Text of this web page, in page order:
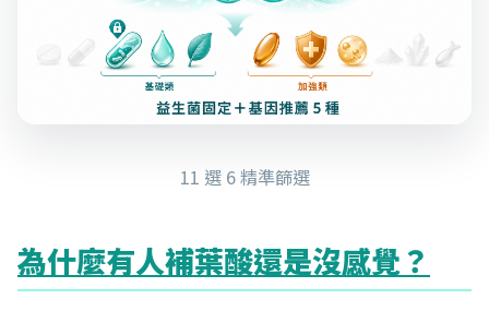
11 選 6 精準篩選
為什麼有人補葉酸還是沒感覺？